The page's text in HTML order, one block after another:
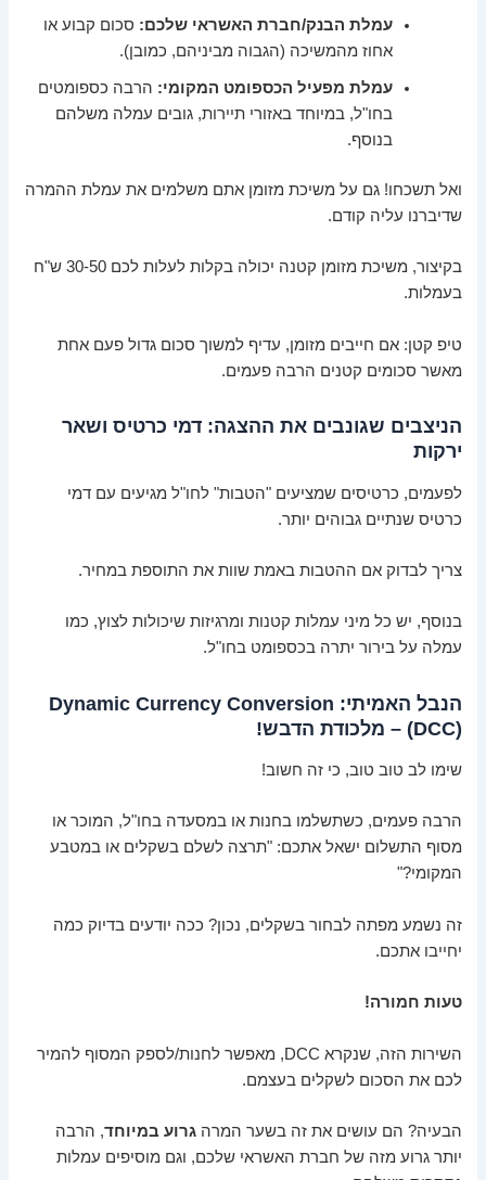
עמלת הבנק/חברת האשראי שלכם: סכום קבוע או
אחוז מהמשיכה (הגבוה מביניהם, כמובן).
עמלת מפעיל הכספומט המקומי: הרבה כספומטים
בחו"ל, במיוחד באזורי תיירות, גובים עמלה משלהם
בנוסף.
ואל תשכחו! גם על משיכת מזומן אתם משלמים את עמלת ההמרה
שדיברנו עליה קודם.
בקיצור, משיכת מזומן קטנה יכולה בקלות לעלות לכם 30-50 ש"ח
בעמלות.
טיפ קטן: אם חייבים מזומן, עדיף למשוך סכום גדול פעם אחת
מאשר סכומים קטנים הרבה פעמים.
הניצבים שגונבים את ההצגה: דמי כרטיס ושאר
ירקות
לפעמים, כרטיסים שמציעים "הטבות" לחו"ל מגיעים עם דמי
כרטיס שנתיים גבוהים יותר.
צריך לבדוק אם ההטבות באמת שוות את התוספת במחיר.
בנוסף, יש כל מיני עמלות קטנות ומרגיזות שיכולות לצוץ, כמו
עמלה על בירור יתרה בכספומט בחו"ל.
הנבל האמיתי: Dynamic Currency Conversion
(DCC) – מלכודת הדבש!
שימו לב טוב טוב, כי זה חשוב!
הרבה פעמים, כשתשלמו בחנות או במסעדה בחו"ל, המוכר או
מסוף התשלום ישאל אתכם: "תרצה לשלם בשקלים או במטבע
המקומי?"
זה נשמע מפתה לבחור בשקלים, נכון? ככה יודעים בדיוק כמה
יחייבו אתכם.
טעות חמורה!
השירות הזה, שנקרא DCC, מאפשר לחנות/לספק המסוף להמיר
לכם את הסכום לשקלים בעצמם.
הבעיה? הם עושים את זה בשער המרהגרוע במיוחד, הרבה
יותר גרוע מזה של חברת האשראי שלכם, וגם מוסיפים עמלות